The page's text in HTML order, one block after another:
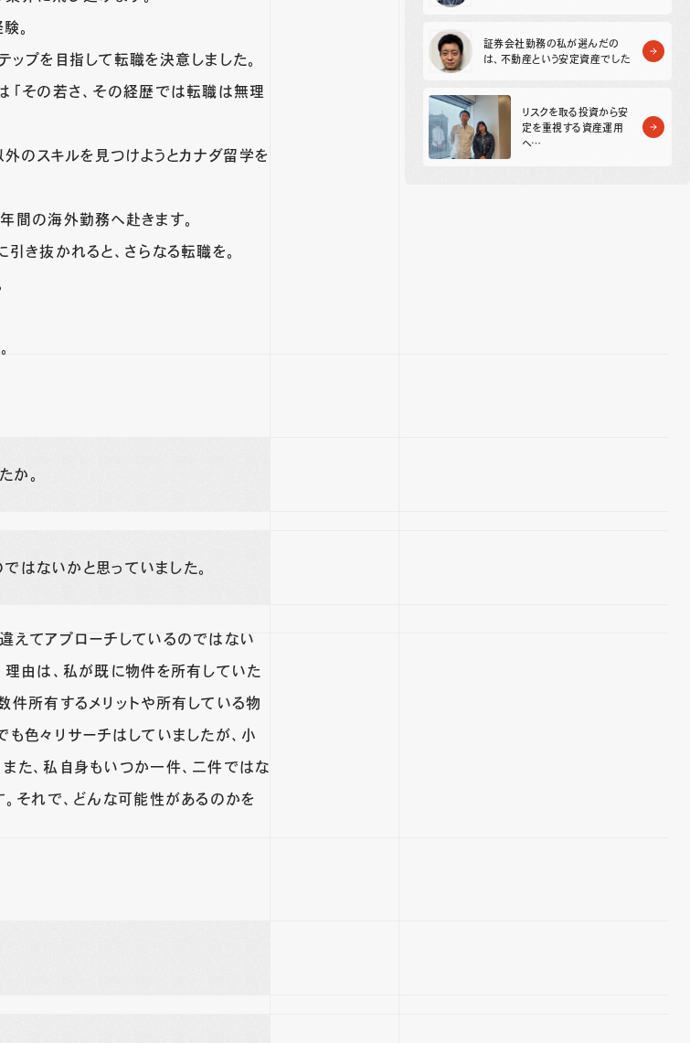
。
プを目指して転職を決意しました。
「その若さ、その経歴では転職は無理
のスキルを見つけようとカナダ留学を
間の海外勤務へ赴きます。
き抜かれると、さらなる転職を。
か。
はないかと思っていました。
えてアプローチしているのではない
理由は、私が既に物件を所有していた
件所有するメリットや所有している物
色々リサーチはしていましたが、小
た、私自身もいつか一件、二件ではな
それで、どんな可能性があるのかを
証券会社勤務の私が選んだの
は、不動産という安定資産でした
リスクを取る投資から安
定を重視する資産運用
へ